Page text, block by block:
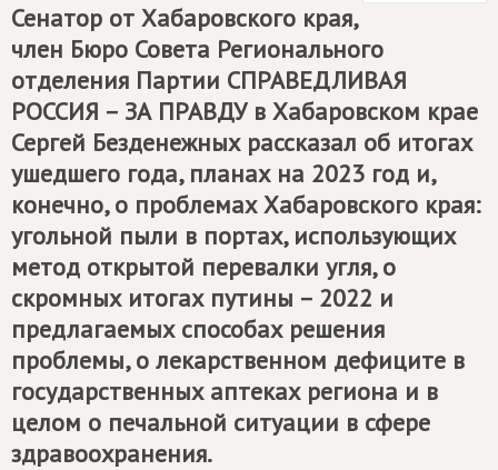
Сенатор от Хабаровского края,
член Бюро Совета Регионального
отделения Партии СПРАВЕДЛИВАЯ
РОССИЯ – ЗА ПРАВДУв Хабаровском крае
Сергей Безденежных рассказал об итогах
ушедшего года, планах на 2023 год и,
конечно, о проблемах Хабаровского края:
угольной пыли в портах, использующих
метод открытой перевалки угля, о
скромных итогах путины – 2022 и
предлагаемых способах решения
проблемы, о лекарственном дефиците в
государственных аптеках региона и в
целом о печальной ситуации в сфере
здравоохранения.